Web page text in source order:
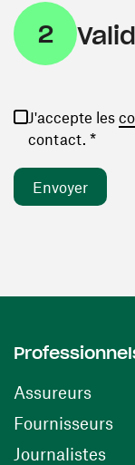
2
J'accepte les
contact. *
Assureurs
Fournisseurs
Journalistes